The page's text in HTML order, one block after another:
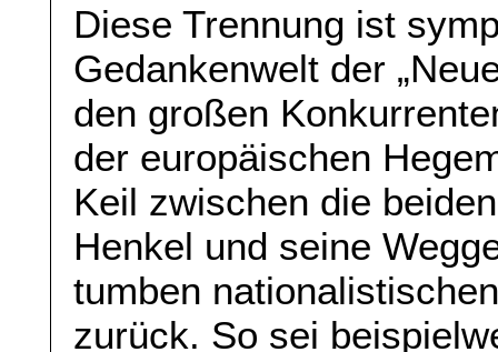
Diese Trennung ist
Gedankenwelt der
den großen
der europäischen
Keil zwischen die
Henkel und seine
tumben
zurück. So sei